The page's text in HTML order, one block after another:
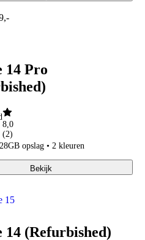
17
Air
17 Pro Max
17
16
16 Pro Max
15
15
14 Pro (Refurbished)
14 (Refurbished)
14 Pro
8,0
(2)
opslag • 2 kleuren
Bekijk
14 (Refurbished)